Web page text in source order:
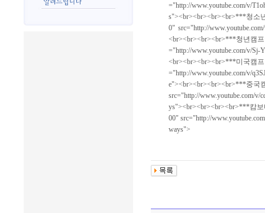
="http://www.youtube.com/v/
s"><br><br><br><br>***청소
0" src="http://
<br><br><br><br>***청년캠프
="http://www.youtube.com/v/Sj-
<br><br><br><br>***미국캠프
="http://www.youtube.com/v/
e"><br><br><br><br>***중국
src="http://www.youtube.com/v/
ys"><br><br><br><br>***캄보
00" src="http://
ways">